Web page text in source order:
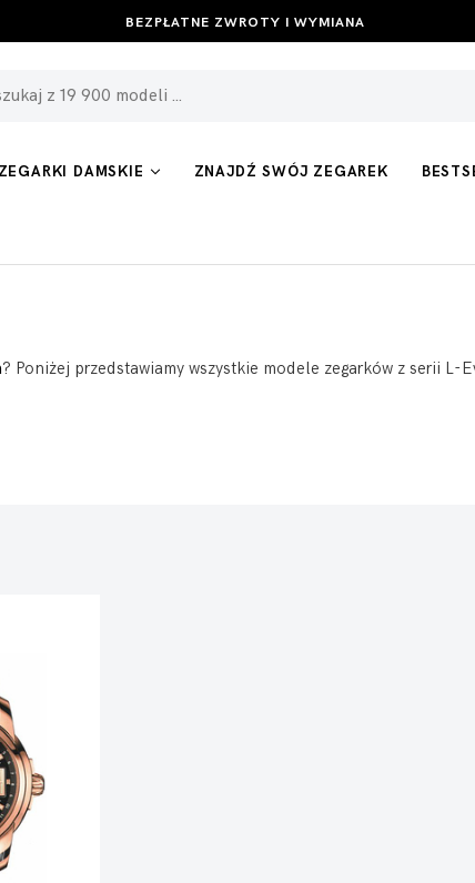
BEZPŁATNE ZWROTY I WYMIANA
ZEGARKI DAMSKIE ZNAJDŹ SWÓJ ZEGAREK
? Poniżej przedstawiamy wszystkie modele zegarków z serii